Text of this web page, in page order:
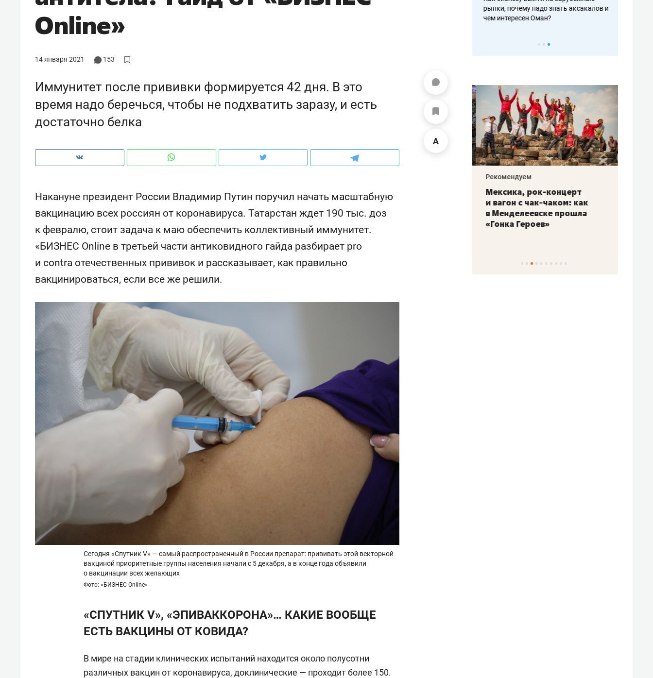
Online»
14 января 2021 153
Иммунитет после прививки формируется 42 дня. В это
время надо беречься, чтобы не подхватить заразу, и есть
достаточно белка
Накануне президент России Владимир Путин поручил начать масштабную
вакцинацию всех россиян от коронавируса. Татарстан ждет 190 тыс. доз
к февралю, стоит задача к маю обеспечить коллективный иммунитет.
«БИЗНЕС Online в третьей части антиковидного гайда разбирает pro
и contra отечественных прививок и рассказывает, как правильно
вакцинироваться, если все же решили.
Сегодня «Спутник V» — самый распространенный в России препарат: прививать этой векторной
вакциной приоритетные группы населения начали с 5 декабря, а в конце года объявили
о вакцинации всех желающих
Фото: «БИЗНЕС Online»
«СПУТНИК V», «ЭПИВАККОРОНА»… КАКИЕ ВООБЩЕ
ЕСТЬ ВАКЦИНЫ ОТ КОВИДА?
В мире на стадии клинических испытаний находится около полусотни
различных вакцин от коронавируса, доклинические — проходит более 150.
рынки, почему надо знать аксакалов и
рынки, почему надо знать аксакалов и
чем интересен Оман?
Как ГК «МИР ГРУПП» и ВТБ
создают оазис жилого
комфорта под Казанью
150 камер до квартиры и Face
ID вместо ключа: какой будет
безопасность в ЖК «Нова»
Опыт выживания в дикой
природе, работа
с ментальным и физическим
антихрупких команд
Рекомендуем
Мексика, рок-концерт
и вагон с чак-чаком: как
в Менделеевске прошла
«Гонка Героев»